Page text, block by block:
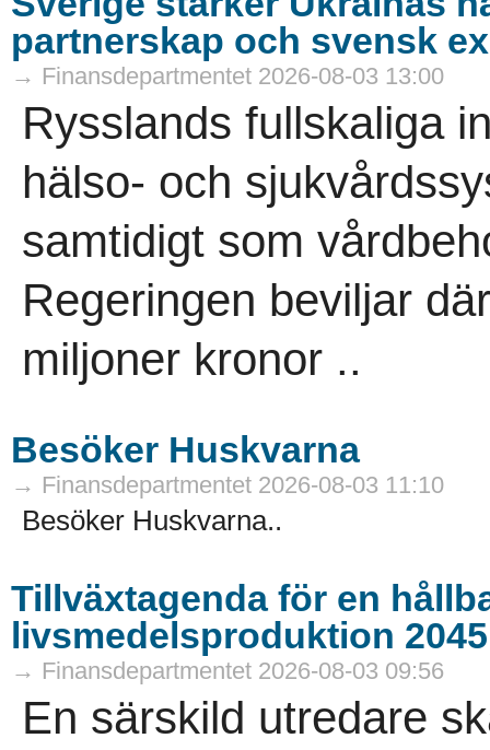
partnerskap och svensk
→ Finansdepartmentet 2026-08-03 13:00
Rysslands fullskaliga
hälso- och
samtidigt som
Regeringen beviljar
miljoner kronor ..
Besöker Huskvarna
→ Finansdepartmentet 2026-08-03 11:10
Besöker Huskvarna..
Tillväxtagenda för en
livsmedelsproduktion 2045
→ Finansdepartmentet 2026-08-03 09:56
En särskild utredare